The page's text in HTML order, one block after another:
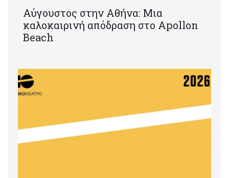
Αύγουστος στην Αθήνα: Μια
καλοκαιρινή απόδραση στο Apollon
Beach